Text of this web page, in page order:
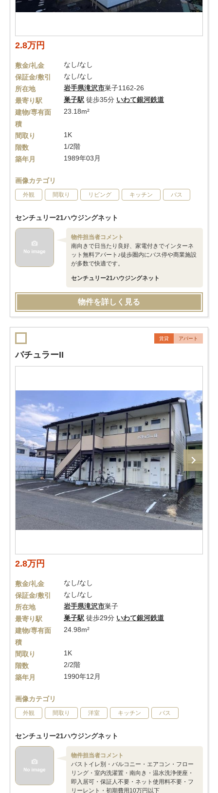
2.8万円
敷金/礼金
なし/なし
保証金/敷引
なし/なし
所在地
岩手県滝沢市巣子1162-26
最寄り駅
巣子駅 徒歩35分 いわて銀河鉄道
建物/専有面
積
23.18m²
間取り
1K
階数
1/2階
築年月
1989年03月
画像カテゴリ
外観 間取り リビング キッチン バス
センチュリー21ハウジングネット
物件担当者コメント
南向きで日当たり良好、家電付きでインターネ
ット無料アパート♪徒歩圏内にバス停や商業施設
が多数で快適です。
センチュリー21ハウジングネット
物件を詳しく見る
賃貸 アパート
バチュラーII
2.8万円
敷金/礼金
なし/なし
保証金/敷引
なし/なし
所在地
岩手県滝沢市巣子
最寄り駅
巣子駅 徒歩29分 いわて銀河鉄道
建物/専有面
積
24.98m²
間取り
1K
階数
2/2階
築年月
1990年12月
画像カテゴリ
外観 間取り 洋室 キッチン バス
センチュリー21ハウジングネット
物件担当者コメント
バストイレ別・バルコニー・エアコン・フロー
リング・室内洗濯置・南向き・温水洗浄便座・
即入居可・保証人不要・ネット使用料不要・フ
リーレント・初期費用10万円以下